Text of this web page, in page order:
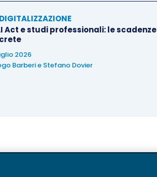
Act e studi professionali: le scadenze
2026
Barberie Stefano Dovier